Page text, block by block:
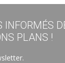
INFORMÉS
PLANS !